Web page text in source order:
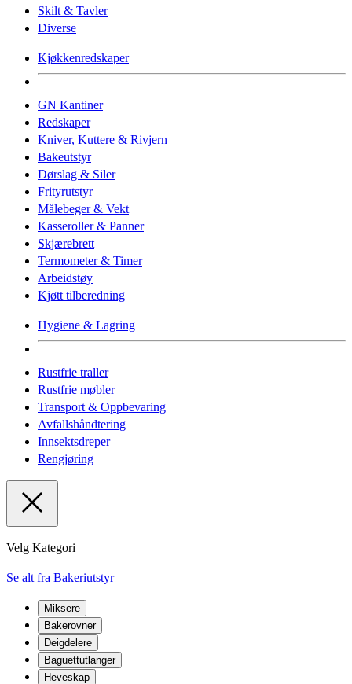
Skilt & Tavler
Diverse
Kjøkkenredskaper
GN Kantiner
Redskaper
Kniver, Kuttere & Rivjern
Bakeutstyr
Dørslag & Siler
Frityrutstyr
Målebeger & Vekt
Kasseroller & Panner
Skjærebrett
Termometer & Timer
Arbeidstøy
Kjøtt tilberedning
Hygiene & Lagring
Rustfrie traller
Rustfrie møbler
Transport & Oppbevaring
Avfallshåndtering
Innsektsdreper
Rengjøring
Velg Kategori
Se alt fra Bakeriutstyr
Miksere
Bakerovner
Deigdelere
Baguettutlanger
Heveskap